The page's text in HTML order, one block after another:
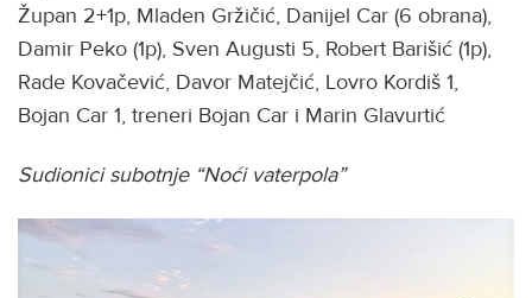
Župan 2+1p, Mladen Gržičić, Danijel Car (6 obrana),
Damir Peko (1p), Sven Augusti 5, Robert Barišić (1p),
Rade Kovačević, Davor Matejčić, Lovro Kordiš 1,
Bojan Car 1, treneri Bojan Car i Marin Glavurtić
Sudionici subotnje “Noći vaterpola”